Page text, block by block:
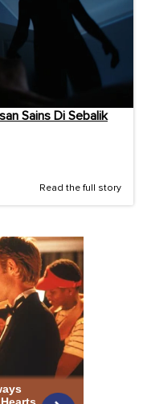
Sains Di Sebalik
Read the full story